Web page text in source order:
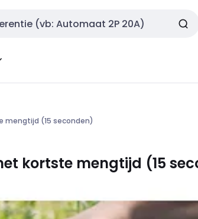
(15 seconden)
kortste mengtijd (15